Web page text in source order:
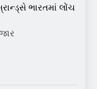
ભારતમાં લોંચ